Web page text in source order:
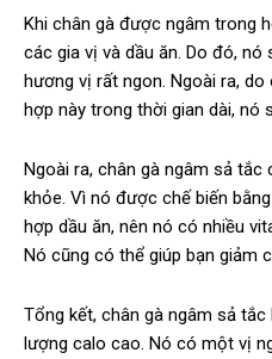
Khi chân gà được ngâm trong
các gia vị và dầu ăn. Do đó,
hương vị rất ngon. Ngoài ra,
hợp này trong thời gian dài, nó
Ngoài ra, chân gà ngâm sả
khỏe. Vì nó được chế biến
hợp dầu ăn, nên nó có nhiều
Nó cũng có thể giúp bạn giảm
Tổng kết, chân gà ngâm sả
lượng calo cao. Nó có một vị